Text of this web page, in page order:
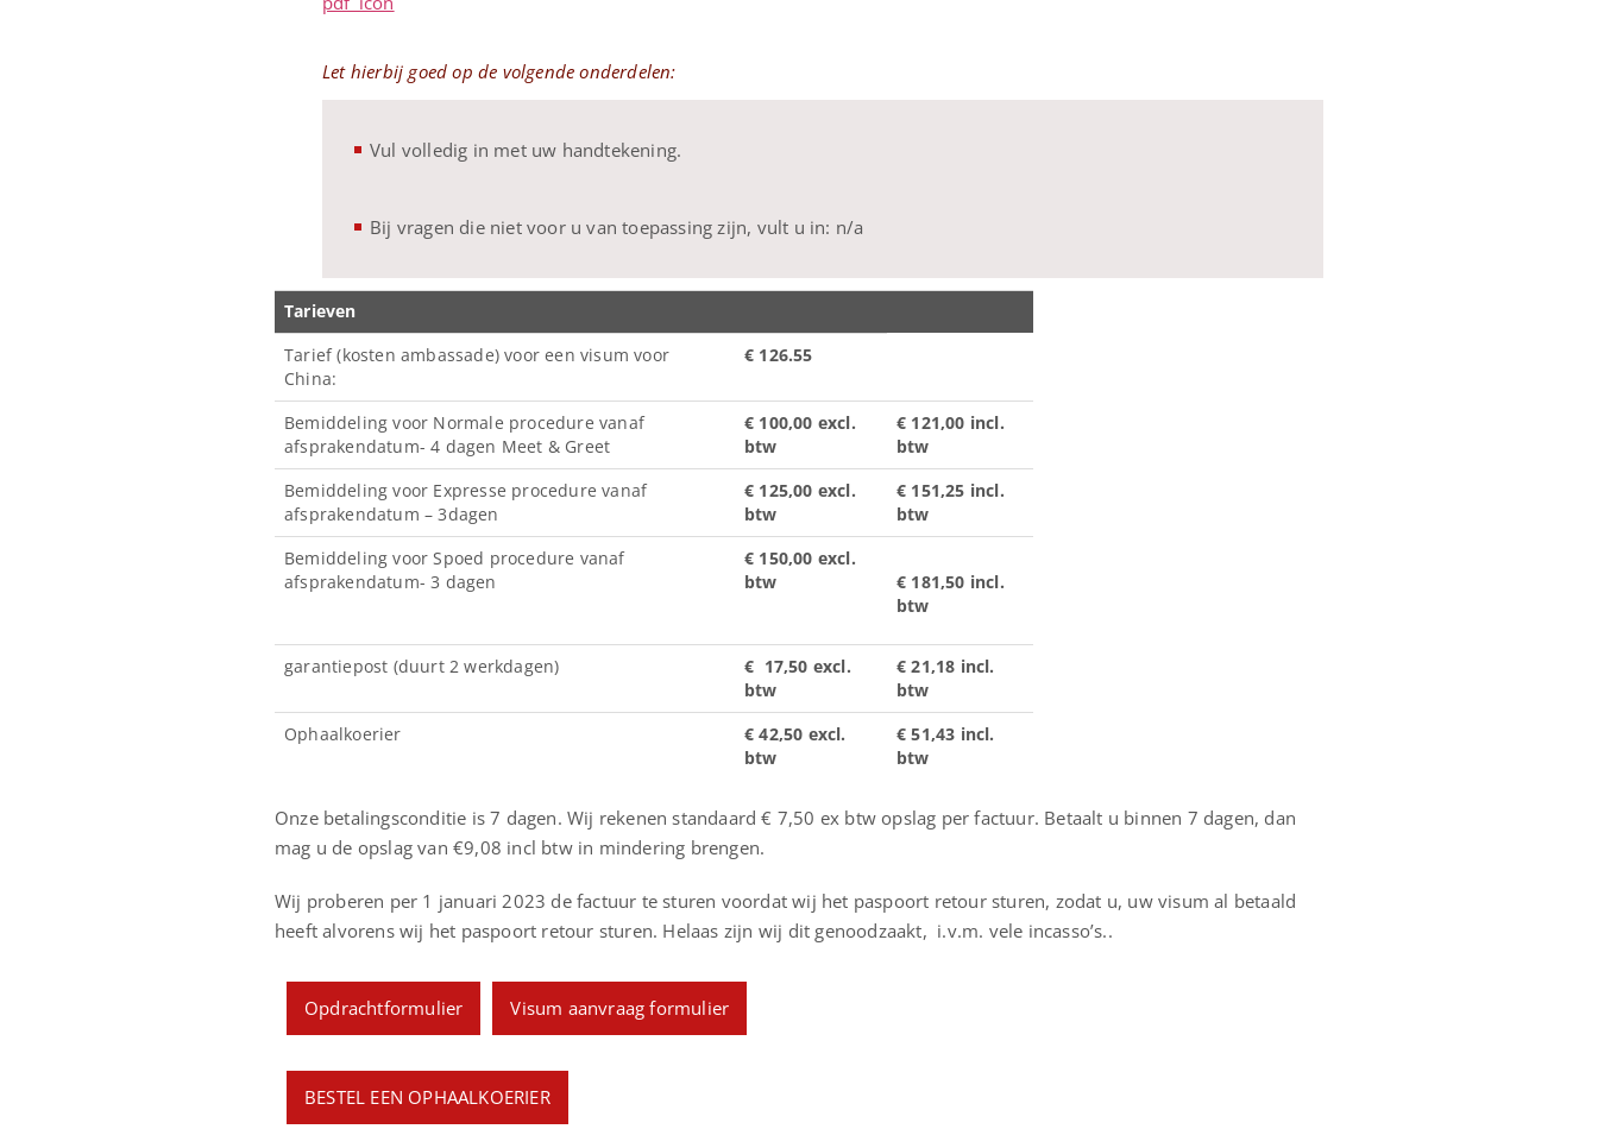
Let hierbij goed op de volgende onderdelen:
Vul volledig in met uw handtekening.
Bij vragen die niet voor u van toepassing zijn, vult u in: n/a
Tarieven
Tarief (kosten ambassade) voor een visum voor
China:
€ 126.55
Bemiddeling voor Normale procedure vanaf
afsprakendatum- 4 dagen Meet & Greet
€ 100,00 excl.
btw
€ 121,00 incl.
btw
Bemiddeling voor Expresse procedure vanaf
afsprakendatum – 3dagen
€ 125,00 excl.
btw
€ 151,25 incl.
btw
Bemiddeling voor Spoed procedure vanaf
afsprakendatum- 3 dagen
€ 150,00 excl.
btw
€ 181,50 incl.
btw
garantiepost (duurt 2 werkdagen)
€ 17,50 excl.
btw
€ 21,18 incl.
btw
Ophaalkoerier
€ 42,50 excl.
btw
€ 51,43 incl.
btw
Onze betalingsconditie is 7 dagen. Wij rekenen standaard € 7,50 ex btw opslag per factuur. Betaalt u binnen 7 dagen, dan
mag u de opslag van €9,08 incl btw in mindering brengen.
Wij proberen per 1 januari 2023 de factuur te sturen voordat wij het paspoort retour sturen, zodat u, uw visum al betaald
heeft alvorens wij het paspoort retour sturen. Helaas zijn wij dit genoodzaakt, i.v.m. vele incasso’s..
Opdrachtformulier Visum aanvraag formulier
BESTEL EEN OPHAALKOERIER